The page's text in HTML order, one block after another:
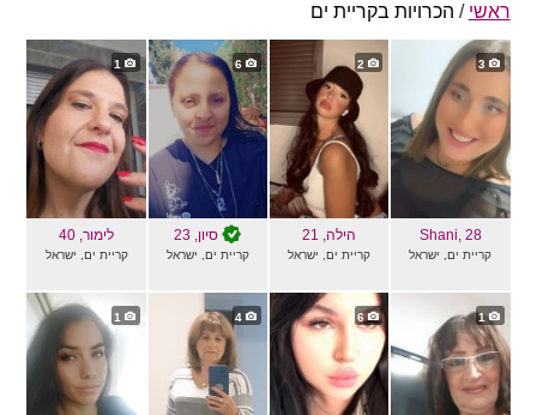
contents
ראשי / הכרויות בקריית ים
3
Shani, 28
קריית ים, ישראל
2
הילה, 21
קריית ים, ישראל
6
סיון, 23
קריית ים, ישראל
1
לימור, 40
קריית ים, ישראל
1
6
4
1